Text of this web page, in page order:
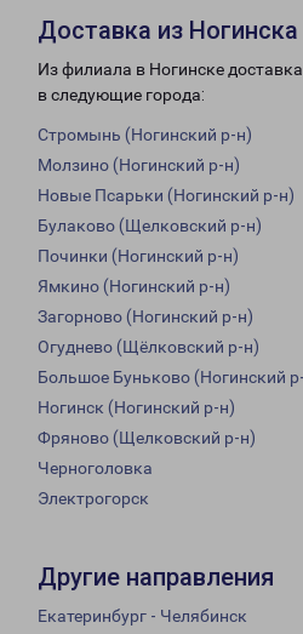
Доставка из
Из филиала в Ногинске
в следующие города:
Стромынь (Ногинский р-н)
Молзино (Ногинский р-н)
Новые Псарьки (Ногинский р-н)
Булаково (Щелковский р-н)
Починки (Ногинский р-н)
Ямкино (Ногинский р-н)
Загорново (Ногинский р-н)
Огуднево (Щёлковский р-н)
Большое Буньково (Ногинский
Ногинск (Ногинский р-н)
Фряново (Щелковский р-н)
Черноголовка
Электрогорск
Другие направления
Екатеринбург - Челябинск